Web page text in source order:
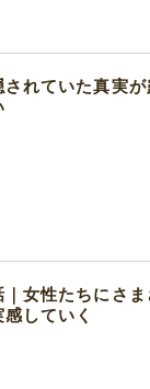
されていた真実
｜女性たちにさ
していく